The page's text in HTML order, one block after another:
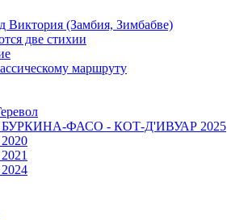
Виктория (Замбия, Зимбабве)
две стихии
маршруту
- БУРКИНА-ФАСО - КОТ-Д'ИВУАР 2025